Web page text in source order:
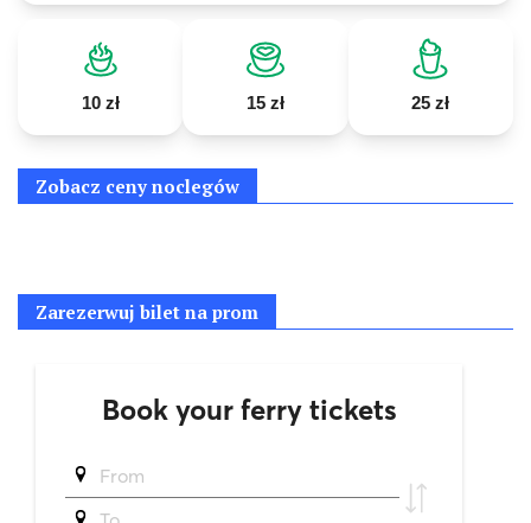
10 zł 15 zł 25 zł
Zobacz ceny noclegów
Zarezerwuj bilet na prom